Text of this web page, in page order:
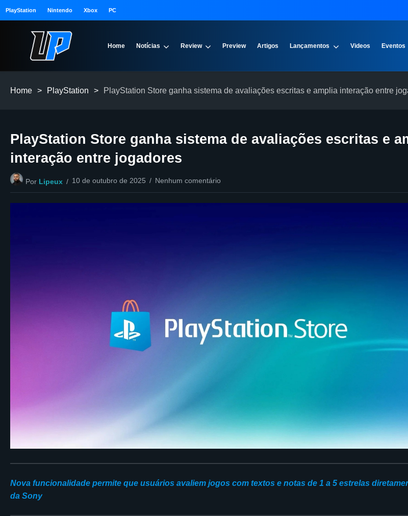
PlayStation Nintendo Xbox PC
Home Notícias Review Preview Artigos Lançamentos Videos Eventos
Home > PlayStation > PlayStation Store ganha sistema de avaliações escritas e amplia interação entre
PlayStation Store ganha sistema de avaliações escritas e
interação entre jogadores
Por Lipeux 10 de outubro de 2025 Nenhum comentário
Nova funcionalidade permite que usuários avaliem jogos com textos e notas de 1 a 5 estrelas
da Sony